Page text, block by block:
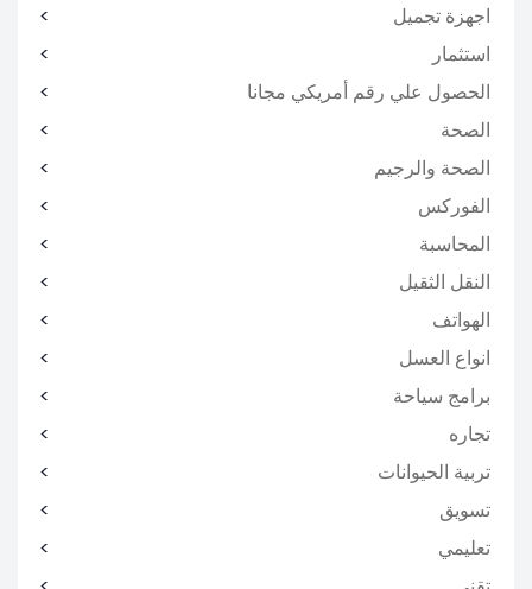
اجهزة تجميل
استثمار
الحصول علي رقم أمريكي مجانا
الصحة
الصحة والرجيم
الفوركس
المحاسبة
النقل الثقيل
الهواتف
انواع العسل
برامج سياحة
تجاره
تربية الحيوانات
تسويق
تعليمي